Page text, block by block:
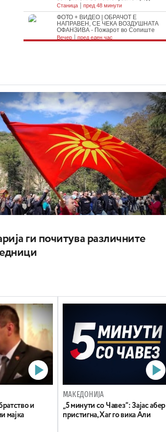
ги почитува различните
и
мајка
МАКЕДОНИЈА
„5 минути со Чавез“: Зајас абер
пристигна, Хаг го вика Али